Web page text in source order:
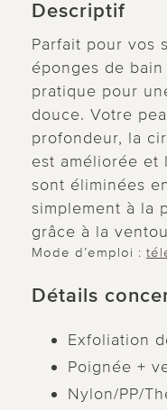
Descriptif
Parfait pour vos
éponges de
pratique pour
douce. Votre
profondeur, la
est améliorée et
sont éliminées
simplement à la
grâce à la
Mode d’emploi :
Détails
Exfoliation
Poignée +
Nylon/PP/